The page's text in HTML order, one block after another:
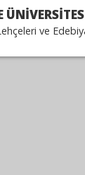
ve